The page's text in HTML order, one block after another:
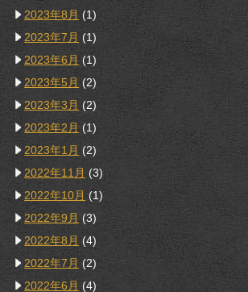
2023年8月 (1)
2023年7月 (1)
2023年6月 (1)
2023年5月 (2)
2023年3月 (2)
2023年2月 (1)
2023年1月 (2)
2022年11月 (3)
2022年10月 (1)
2022年9月 (3)
2022年8月 (4)
2022年7月 (2)
2022年6月 (4)